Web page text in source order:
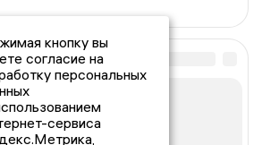
кнопку вы
согласие на
персональных
сервиса